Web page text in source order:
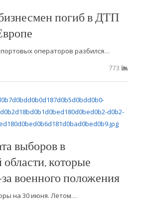
погиб в ДТП
операторов разбился…
773
выборов в
которые
военного положения
на 30 июня. Летом…